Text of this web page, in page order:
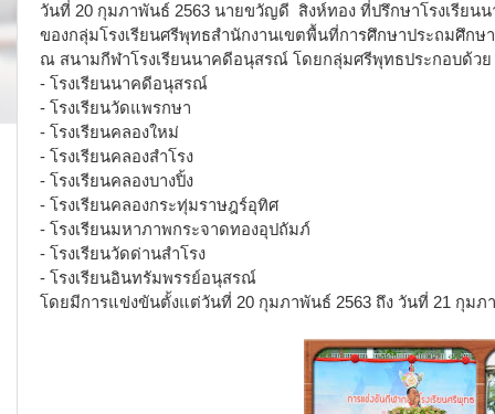
วันที่ 20 กุมภาพันธ์ 2563 นายขวัญดี สิงห์ทอง ที่ปรึกษาโรงเรีย
ของกลุ่มโรงเรียนศรีพุทธสำนักงานเขตพื้นที่การศึกษาประถมศึกษ
ณ สนามกีฬาโรงเรียนนาคดีอนุสรณ์ โดยกลุ่มศรีพุทธประกอบด้วย
- โรงเรียนนาคดีอนุสรณ์
- โรงเรียนวัดแพรกษา
- โรงเรียนคลองใหม่
- โรงเรียนคลองสำโรง
- โรงเรียนคลองบางปิ้ง
- โรงเรียนคลองกระทุ่มราษฎร์อุทิศ
- โรงเรียนมหาภาพกระจาดทองอุปถัมภ์
- โรงเรียนวัดด่านสำโรง
- โรงเรียนอินทรัมพรรย์อนุสรณ์
โดยมีการแข่งขันตั้งแต่วันที่ 20 กุมภาพันธ์ 2563 ถึง วันที่ 21 กุมภ